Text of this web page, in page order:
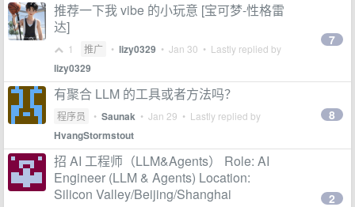
推荐一下我 vibe 的小玩意 [宝可梦-性格雷
达]
1 推广 • lizy0329 • Jan 30 • Lastly replied by
lizy0329
7
有聚合 LLM 的工具或者方法吗？
程序员 • Saunak • Jan 29 • Lastly replied by
HvangStormstout
8
招 AI 工程师（LLM&Agents） Role: AI
Engineer (LLM & Agents) Location:
Silicon Valley/Beijing/Shanghai
2